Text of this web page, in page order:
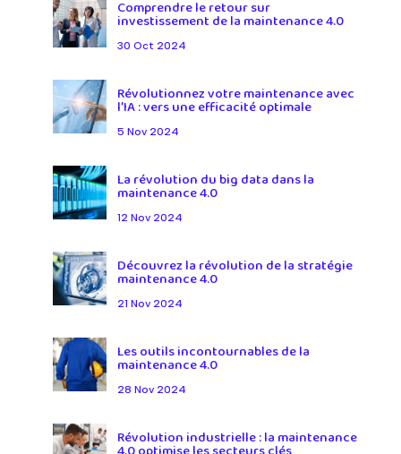
Comprendre le retour sur
investissement de la maintenance 4.0
30 Oct 2024
Révolutionnez votre maintenance avec
l’IA : vers une efficacité optimale
5 Nov 2024
La révolution du big data dans la
maintenance 4.0
12 Nov 2024
Découvrez la révolution de la stratégie
maintenance 4.0
21 Nov 2024
Les outils incontournables de la
maintenance 4.0
28 Nov 2024
Révolution industrielle : la maintenance